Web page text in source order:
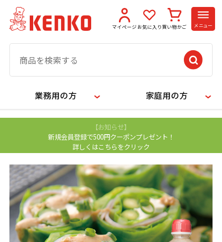
マイページ お気に入り 買い物かご メニュー
業務用の方 家庭用の方
【お知らせ】
新規会員登録で500円クーポンプレゼント！
詳しくはこちらをクリック